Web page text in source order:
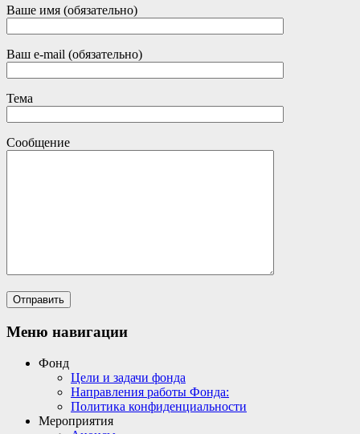
Ваше имя (обязательно)
Ваш e-mail (обязательно)
Тема
Сообщение
Меню навигации
Фонд
Цели и задачи фонда
Направления работы Фонда:
Политика конфиденциальности
Мероприятия